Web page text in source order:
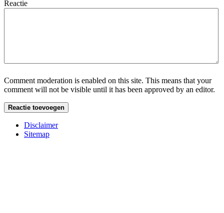
Reactie
Comment moderation is enabled on this site. This means that your
comment will not be visible until it has been approved by an editor.
Disclaimer
Sitemap